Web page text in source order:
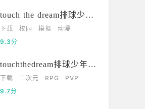
touch the dream排球少年韩服
下载 校园 模拟
动漫
9.3分
touchthedream排球少年日服
下载 二次元 RPG
PVP
9.7分